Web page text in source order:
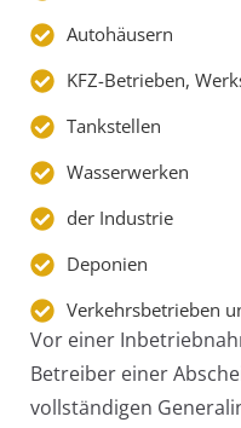
Autohäusern
KFZ-Betrieben,
Tankstellen
Wasserwerken
der Industrie
Deponien
Verkehrsbetrieben
Vor einer
Betreiber einer
vollständigen